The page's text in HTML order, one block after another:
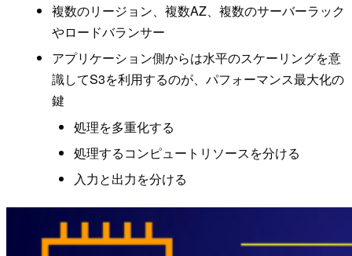
複数のリージョン、複数AZ、複数のサーバーラック
やロードバランサー
アプリケーション側からは水平のスケーリングを意
識してS3を利用するのが、パフォーマンス最大化の
鍵
処理を多重化する
処理するコンピュートリソースを分ける
入力と出力を分ける